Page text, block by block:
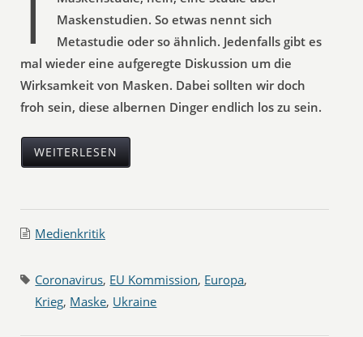
Maskenstudien. So etwas nennt sich
Metastudie oder so ähnlich. Jedenfalls gibt es
mal wieder eine aufgeregte Diskussion um die
Wirksamkeit von Masken. Dabei sollten wir doch
froh sein, diese albernen Dinger endlich los zu sein.
WEITERLESEN
Medienkritik
Coronavirus, EU Kommission, Europa,
Krieg, Maske, Ukraine